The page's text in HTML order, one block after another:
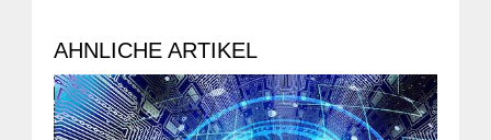
AHNLICHE ARTIKEL